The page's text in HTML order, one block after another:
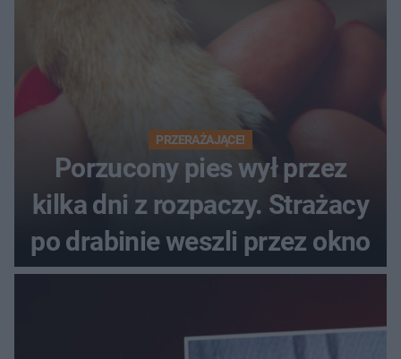
PRZERAŻAJĄCE!
Porzucony pies wył przez
kilka dni z rozpaczy. Strażacy
po drabinie weszli przez okno